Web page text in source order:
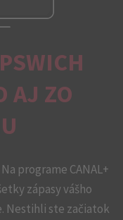
AJ ZO
programe CANAL+
zápasy vášho
Nestihli ste začiatok